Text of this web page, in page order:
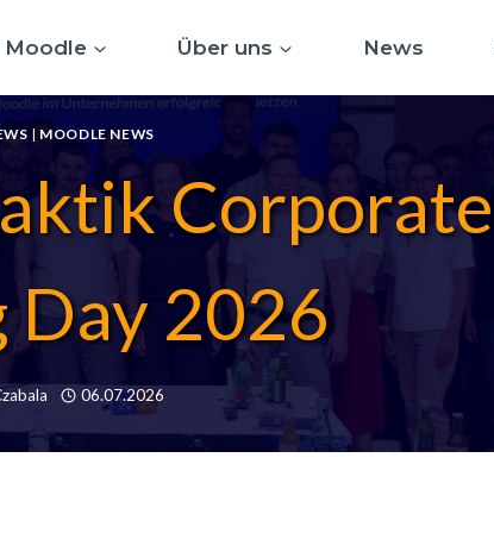
Moodle Über uns News
| MOODLE NEWS
Corporate
Day 2026
06.07.2026